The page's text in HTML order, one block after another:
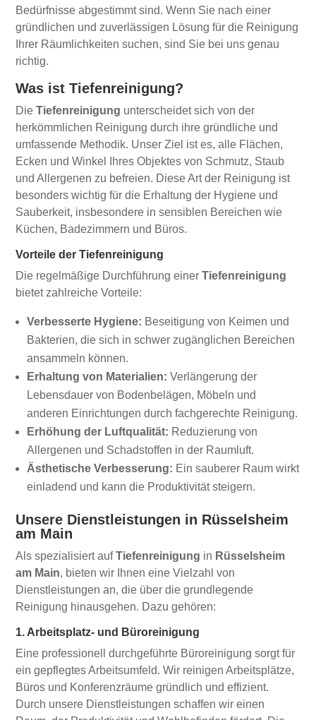
Bedürfnisse abgestimmt sind. Wenn Sie nach einer
gründlichen und zuverlässigen Lösung für die Reinigung
Ihrer Räumlichkeiten suchen, sind Sie bei uns genau
richtig.
Was ist Tiefenreinigung?
DieTiefenreinigung unterscheidet sich von der
herkömmlichen Reinigung durch ihre gründliche und
umfassende Methodik. Unser Ziel ist es, alle Flächen,
Ecken und Winkel Ihres Objektes von Schmutz, Staub
und Allergenen zu befreien. Diese Art der Reinigung ist
besonders wichtig für die Erhaltung der Hygiene und
Sauberkeit, insbesondere in sensiblen Bereichen wie
Küchen, Badezimmern und Büros.
Vorteile der Tiefenreinigung
Die regelmäßige Durchführung einerTiefenreinigung
bietet zahlreiche Vorteile:
Verbesserte Hygiene: Beseitigung von Keimen und
Bakterien, die sich in schwer zugänglichen Bereichen
ansammeln können.
Erhaltung von Materialien: Verlängerung der
Lebensdauer von Bodenbelägen, Möbeln und
anderen Einrichtungen durch fachgerechte Reinigung.
Erhöhung der Luftqualität: Reduzierung von
Allergenen und Schadstoffen in der Raumluft.
Ästhetische Verbesserung: Ein sauberer Raum wirkt
einladend und kann die Produktivität steigern.
Unsere Dienstleistungen in Rüsselsheim
am Main
Als spezialisiert aufTiefenreinigung in Rüsselsheim
am Main, bieten wir Ihnen eine Vielzahl von
Dienstleistungen an, die über die grundlegende
Reinigung hinausgehen. Dazu gehören:
1. Arbeitsplatz- und Büroreinigung
Eine professionell durchgeführte Büroreinigung sorgt für
ein gepflegtes Arbeitsumfeld. Wir reinigen Arbeitsplätze,
Büros und Konferenzräume gründlich und effizient.
Durch unsere Dienstleistungen schaffen wir einen